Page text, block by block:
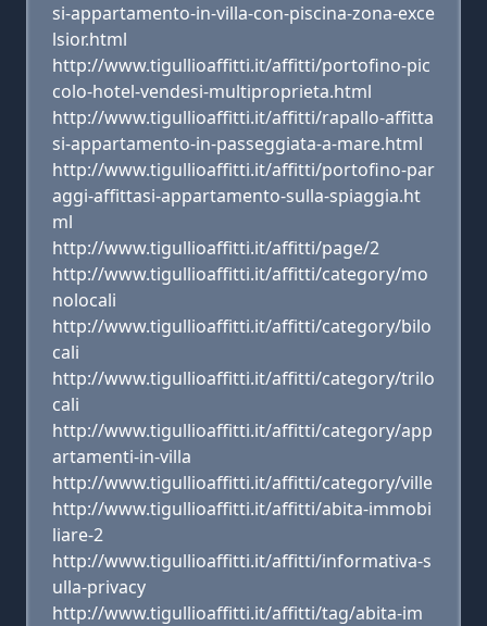
si-appartamento-in-villa-con-piscina-zona-exce
lsior.html
http://www.tigullioaffitti.it/affitti/portofino-pic
colo-hotel-vendesi-multiproprieta.html
http://www.tigullioaffitti.it/affitti/rapallo-affitta
si-appartamento-in-passeggiata-a-mare.html
http://www.tigullioaffitti.it/affitti/portofino-par
aggi-affittasi-appartamento-sulla-spiaggia.ht
ml
http://www.tigullioaffitti.it/affitti/page/2
http://www.tigullioaffitti.it/affitti/category/mo
nolocali
http://www.tigullioaffitti.it/affitti/category/bilo
cali
http://www.tigullioaffitti.it/affitti/category/trilo
cali
http://www.tigullioaffitti.it/affitti/category/app
artamenti-in-villa
http://www.tigullioaffitti.it/affitti/category/ville
http://www.tigullioaffitti.it/affitti/abita-immobi
liare-2
http://www.tigullioaffitti.it/affitti/informativa-s
ulla-privacy
http://www.tigullioaffitti.it/affitti/tag/abita-im